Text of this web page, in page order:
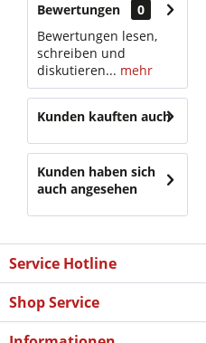
Bewertungen
0
Bewertungen lesen,
schreiben und
diskutieren... mehr
Kunden kauften auch
Kunden haben sich
auch angesehen
Service Hotline
Shop Service